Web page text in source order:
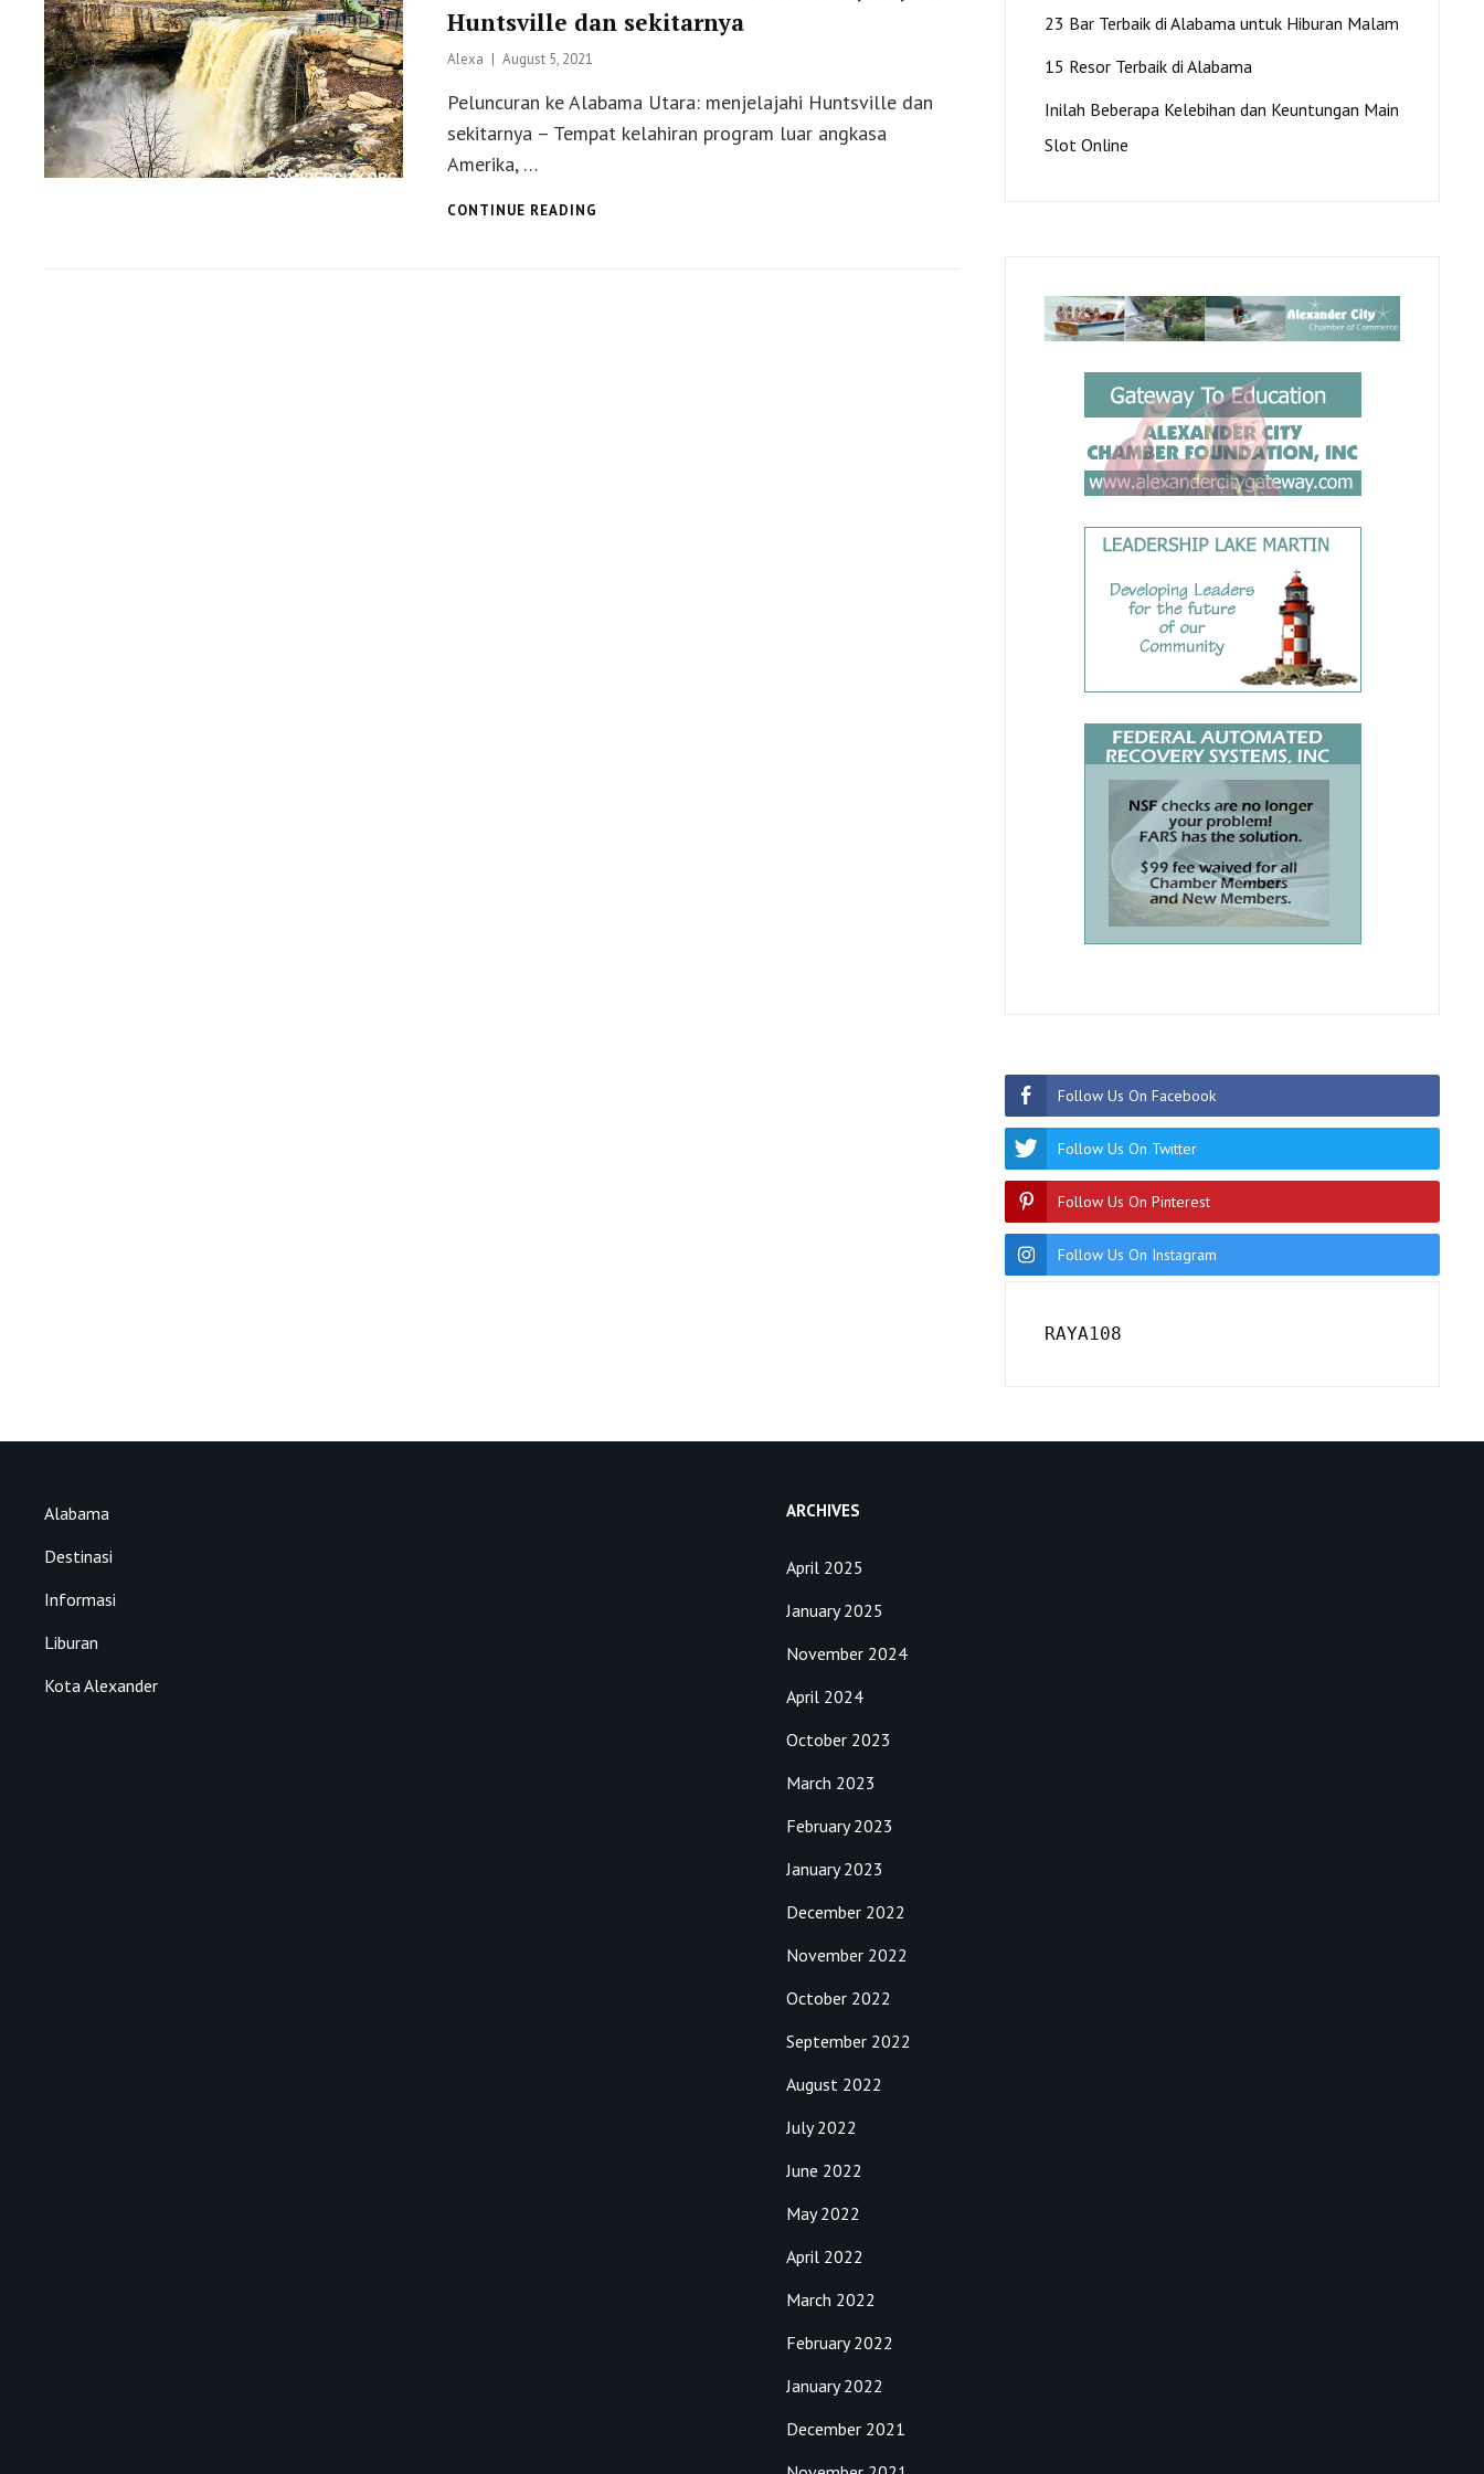
Huntsville dan sekitarnya
Alexa
Posted
August 5, 2021
Peluncuran ke Alabama Utara: menjelajahi Huntsville dan
sekitarnya – Tempat kelahiran program luar angkasa
Amerika, …
CONTINUE READING
23 Bar Terbaik di Alabama untuk Hiburan Malam
15 Resor Terbaik di Alabama
Inilah Beberapa Kelebihan dan Keuntungan Main
Slot Online
Follow Us On Facebook
Follow Us On Twitter
Follow Us On Pinterest
Follow Us On Instagram
RAYA108
Alabama
Destinasi
Informasi
Liburan
Kota Alexander
ARCHIVES
April 2025
January 2025
November 2024
April 2024
October 2023
March 2023
February 2023
January 2023
December 2022
November 2022
October 2022
September 2022
August 2022
July 2022
June 2022
May 2022
April 2022
March 2022
February 2022
January 2022
December 2021